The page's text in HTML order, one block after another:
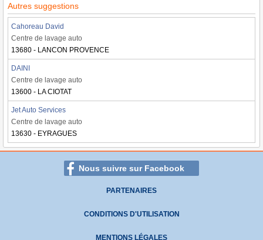
Autres suggestions
Cahoreau David
Centre de lavage auto
13680 - LANCON PROVENCE
DAINI
Centre de lavage auto
13600 - LA CIOTAT
Jet Auto Services
Centre de lavage auto
13630 - EYRAGUES
Nous suivre sur Facebook
PARTENAIRES
CONDITIONS D'UTILISATION
MENTIONS LÉGALES